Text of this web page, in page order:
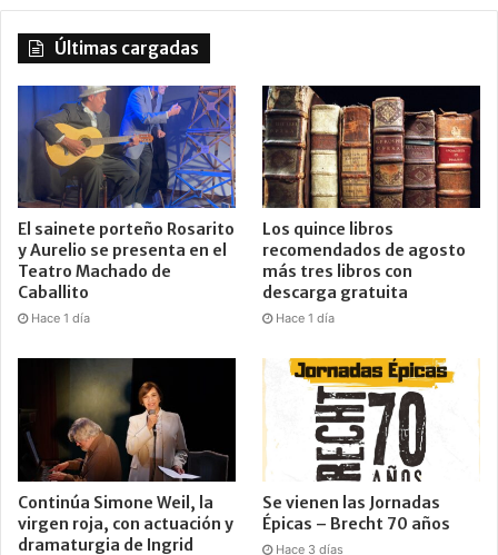
Últimas cargadas
El sainete porteño Rosarito
y Aurelio se presenta en el
Teatro Machado de
Caballito
Hace 1 día
Los quince libros
recomendados de agosto
más tres libros con
descarga gratuita
Hace 1 día
Continúa Simone Weil, la
virgen roja, con actuación y
dramaturgia de Ingrid
Se vienen las Jornadas
Épicas – Brecht 70 años
Hace 3 días